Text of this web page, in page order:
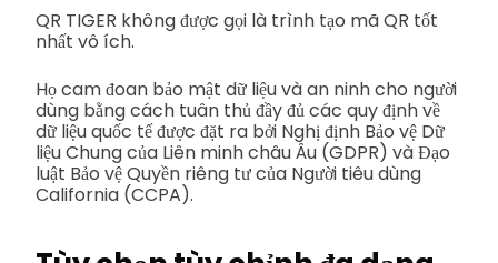
QR TIGER không được gọi là trình tạo mã QR tốt
nhất vô ích.
Họ cam đoan bảo mật dữ liệu và an ninh cho người
dùng bằng cách tuân thủ đầy đủ các quy định về
dữ liệu quốc tế được đặt ra bởi Nghị định Bảo vệ Dữ
liệu Chung của Liên minh châu Âu (GDPR) và Đạo
luật Bảo vệ Quyền riêng tư của Người tiêu dùng
California (CCPA).